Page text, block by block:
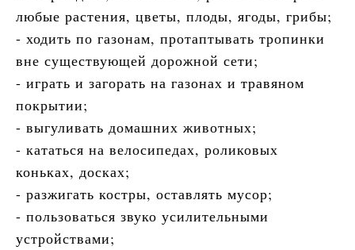
любые растения, цветы, плоды, ягоды, грибы;
- ходить по газонам, протаптывать тропинки
вне существующей дорожной сети;
- играть и загорать на газонах и травяном
покрытии;
- выгуливать домашних животных;
- кататься на велосипедах, роликовых
коньках, досках;
- разжигать костры, оставлять мусор;
- пользоваться звуко усилительными
устройствами;